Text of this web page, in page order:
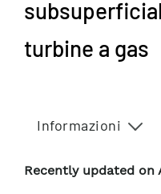
turbine a gas
Informazioni
Recently updated on